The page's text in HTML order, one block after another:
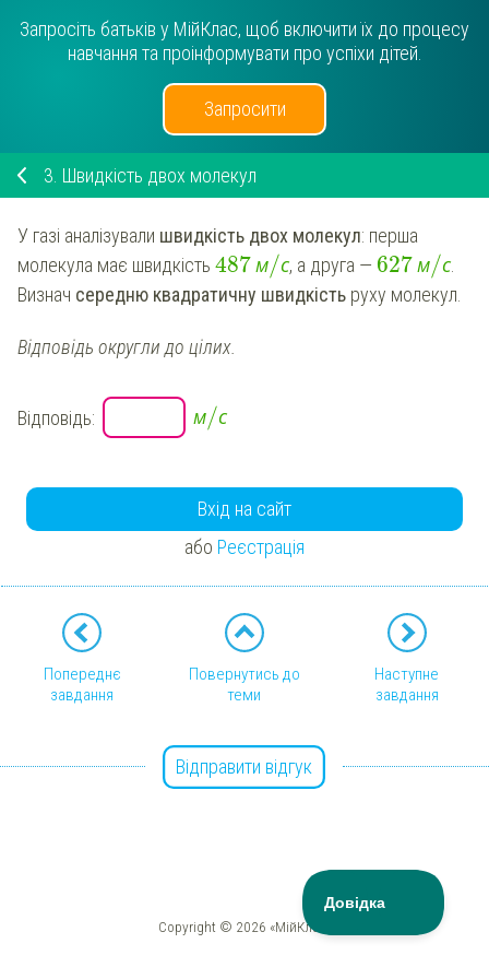
Запросіть батьків у МійКлас, щоб включити їх до процесу
навчання та проінформувати про успіхи дітей.
Запросити
3. Швидкість двох молекул
У газі аналізували швидкість двох молекул: перша
молекула має швидкість 487м/с, а друга — 627м/с.
Визнач середню квадратичну швидкість руху молекул.
Відповідь округли до цілих.
Відповідь: м/с
Вхід на сайт
або Реєстрація
Попереднє
завдання
Повернутись до
теми
Наступне
завдання
Відправити відгук
Copyright © 2026 «МійКлас»